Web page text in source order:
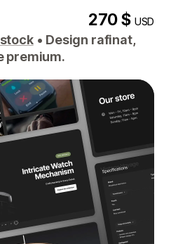
270 $USD
• Design rafinat,
premium.